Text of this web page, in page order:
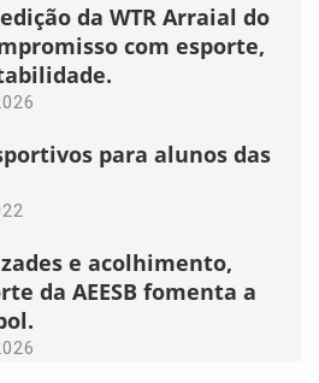
da WTR Arraial do
com esporte,
para alunos das
e acolhimento,
da AEESB fomenta a